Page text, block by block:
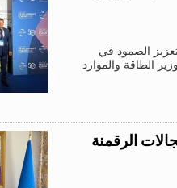
الصمود في
الطاقة والموارد
الرقمنة